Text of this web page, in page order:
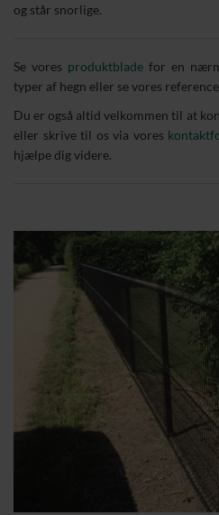
og står snorlige.
Se vores produktblade for en
typer af hegn eller se vores
Du er også altid velkommen til at
eller skrive til os via vores
hjælpe dig videre.